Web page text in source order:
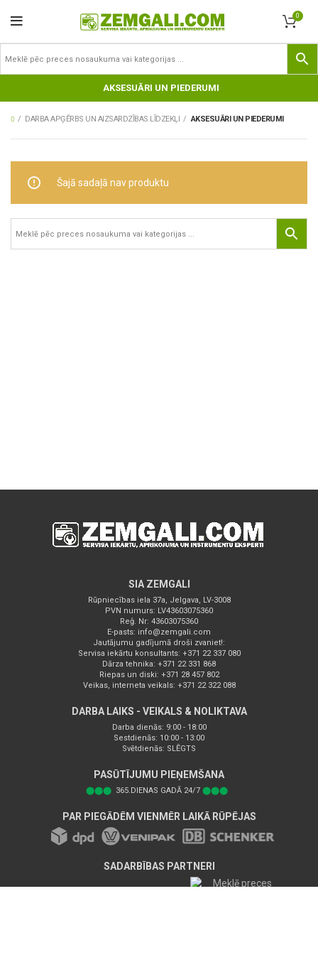
0
AKSESUĀRI UN PIEDERUMI
DARBA APĢĒRBS UN AIZSARDZĪBAS LĪDZEKĻI AKSESUĀRI UN PIEDERUMI
Šajā sadaļā nav produktu
SIA ZEMGALI
Rūpniecības iela 37a, Jelgava, LV-3008
PVN numurs: LV43603075360
Reģ. Nr: 43603075360
E-pasts: info@zemgali.com
Jautājumu gadījumā droši zvaniet!:
Servisa iekārtu konsultants: +371 22 337 080
Dārza tehnika: +371 22 331 868
Riepas un diski: +371 28 457 802
Veikas, interneta veikals: +371 22 322 088
DARBA LAIKS - VEIKALS & NOLIKTAVA
Darba dienās: 9:00 - 18:00
Sestdienās: 10:00 - 13:00
Svētdienās: SLĒGTS
PASŪTĪJUMU PIEŅEMŠANA
⬤⬤⬤ 365.DIENAS GADĀ 24/7 ⬤⬤⬤
PAR PIEGĀDĒM VIENMĒR LAIKĀ RŪPĒJAS
SADARBĪBAS PARTNERI